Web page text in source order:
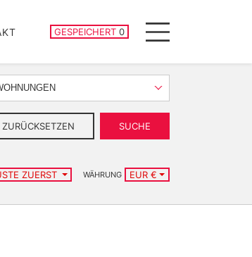
GESPEICHERT 0
GESPEICHERTE IMMOBILIEN
Menu
ZURÜCKSETZEN SUCHE
ZUERST WÄHRUNG EUR €